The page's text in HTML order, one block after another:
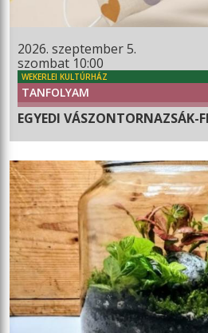
2026. szeptember 5.
szombat 10:00
WEKERLEI KULTÚRHÁZ
TANFOLYAM
EGYEDI VÁSZONTORNAZSÁK-